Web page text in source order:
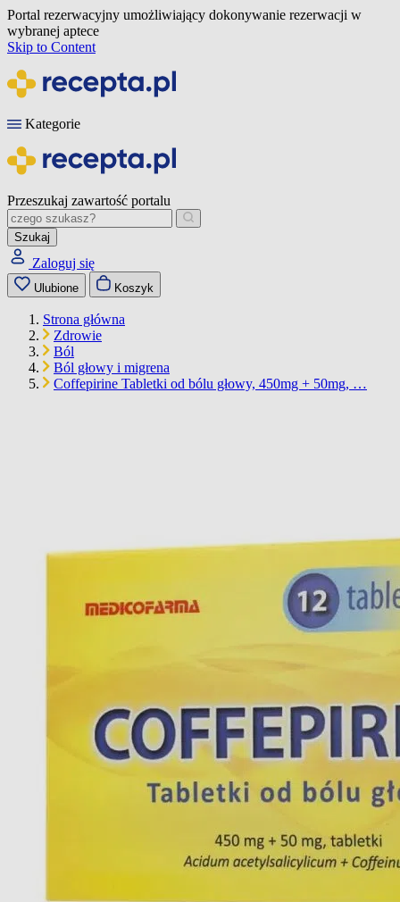
Portal rezerwacyjny umożliwiający dokonywanie rezerwacji w
wybranej aptece
Skip to Content
Kategorie
Przeszukaj zawartość portalu
Szukaj
Zaloguj się
Ulubione Koszyk
Strona główna
Zdrowie
Ból
Ból głowy i migrena
Coffepirine Tabletki od bólu głowy, 450mg + 50mg, …